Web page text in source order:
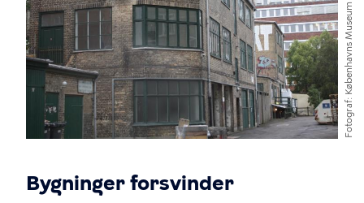
Fotograf
Københavns Museum
Bygninger forsvinder